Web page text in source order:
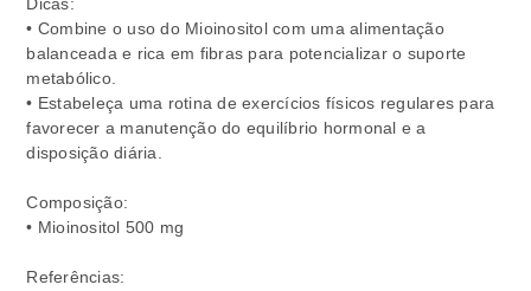
Dicas:
• Combine o uso do Mioinositol com uma alimentação
balanceada e rica em fibras para potencializar o suporte
metabólico.
• Estabeleça uma rotina de exercícios físicos regulares para
favorecer a manutenção do equilíbrio hormonal e a
disposição diária.
Composição:
• Mioinositol 500 mg
Referências: